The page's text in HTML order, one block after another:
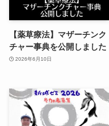
【薬草療法】マザーチンク
チャー事典を公開しました
2026年6月10日